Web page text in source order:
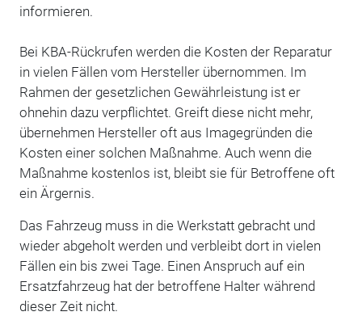
informieren.
Bei KBA-Rückrufen werden die Kosten der Reparatur
in vielen Fällen vom Hersteller übernommen. Im
Rahmen der gesetzlichen Gewährleistung ist er
ohnehin dazu verpflichtet. Greift diese nicht mehr,
übernehmen Hersteller oft aus Imagegründen die
Kosten einer solchen Maßnahme. Auch wenn die
Maßnahme kostenlos ist, bleibt sie für Betroffene oft
ein Ärgernis.
Das Fahrzeug muss in die Werkstatt gebracht und
wieder abgeholt werden und verbleibt dort in vielen
Fällen ein bis zwei Tage. Einen Anspruch auf ein
Ersatzfahrzeug hat der betroffene Halter während
dieser Zeit nicht.